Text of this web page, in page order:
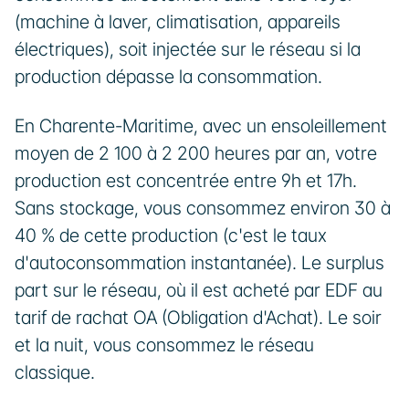
(machine à laver, climatisation, appareils
électriques), soit injectée sur le réseau si la
production dépasse la consommation.
En Charente-Maritime, avec un ensoleillement
moyen de 2 100 à 2 200 heures par an, votre
production est concentrée entre 9h et 17h.
Sans stockage, vous consommez environ 30 à
40 % de cette production (c'est le taux
d'autoconsommation instantanée). Le surplus
part sur le réseau, où il est acheté par EDF au
tarif de rachat OA (Obligation d'Achat). Le soir
et la nuit, vous consommez le réseau
classique.